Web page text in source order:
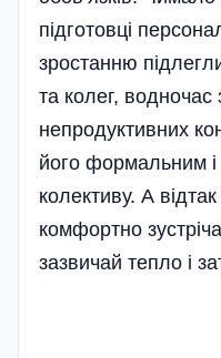
підготовці
зростанню
та колег, водночас
непродуктивних
його формальним
колективу. А
комфортно
зазвичай тепло і